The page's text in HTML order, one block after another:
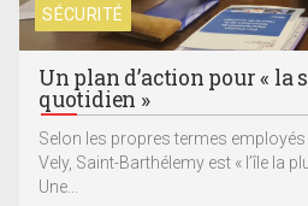
SÉCURITÉ
Un plan d’action pour « la
quotidien »
Selon les propres termes employés
Vely, Saint-Barthélemy est « l’île la
Une...